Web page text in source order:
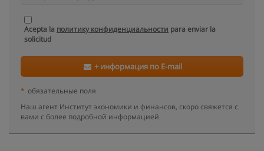
Acepta la политику конфиденциальности para enviar la
solicitud
+ информация по E-mail
* обязательные поля
Наш агент Институт экономики и финансов, скоро свяжется с
вами с более подробной информацией